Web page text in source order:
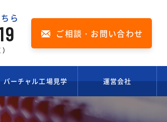
ら
ご相談・お問い合わせ
バーチャル工場見学 運営会社